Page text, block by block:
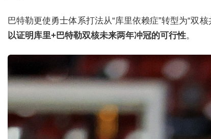
巴特勒更使勇士体系打法从“库里依赖症”转型为“双
以证明库里+巴特勒双核未来两年冲冠的可行性。